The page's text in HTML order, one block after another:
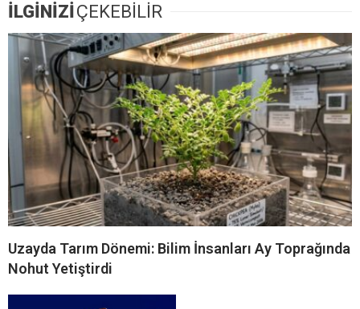
İLGİNİZİ ÇEKEBİLİR
Uzayda Tarım Dönemi: Bilim İnsanları Ay Toprağında
Nohut Yetiştirdi